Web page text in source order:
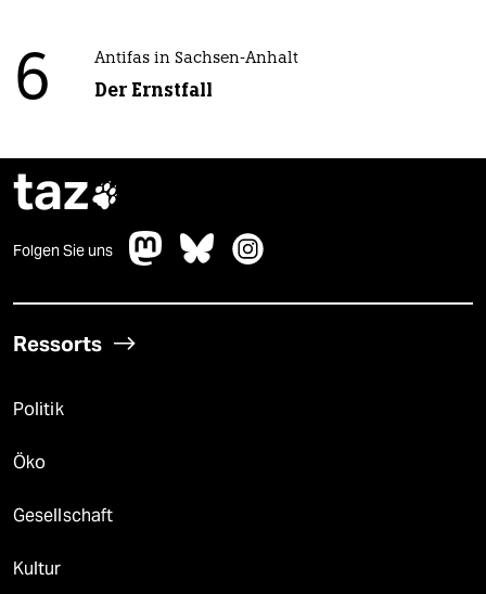
6 Antifas in Sachsen-Anhalt
Der Ernstfall
taz
Folgen Sie uns
Ressorts
Politik
Öko
Gesellschaft
Kultur